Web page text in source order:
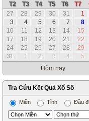
T2
T3 T4 T5 T6 T7
27
28 29 30 31 1
3
4 5 6 7 8
10
11 12 13 14 15
17
18 19 20 21 22
24
25 26 27 28 29
31
1 2 3 4 5
Hôm nay
Tra Cứu Kết Quả Xổ Số
Miền Tỉnh Đầu